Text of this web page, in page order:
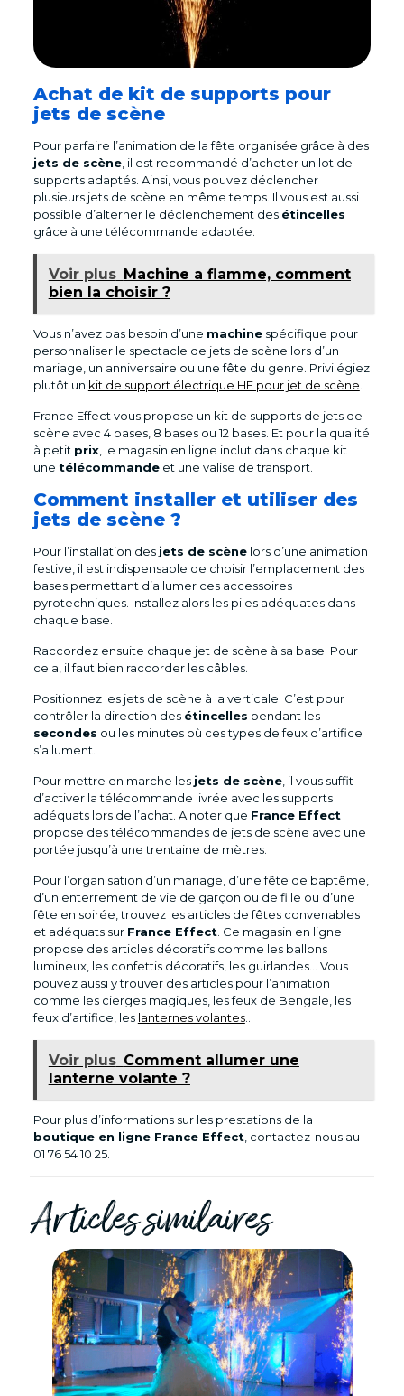
Achat de kit de supports pour
jets de scène
Pour parfaire l’animation de la fête organisée grâce à des
jets de scène, il est recommandé d’acheter un lot de
supports adaptés. Ainsi, vous pouvez déclencher
plusieurs jets de scène en même temps. Il vous est aussi
possible d’alterner le déclenchement des étincelles
grâce à une télécommande adaptée.
Voir plus Machine a flamme, comment
bien la choisir ?
Vous n’avez pas besoin d’une machinespécifique pour
personnaliser le spectacle de jets de scène lors d’un
mariage, un anniversaire ou une fête du genre. Privilégiez
plutôt un kit de support électrique HF pour jet de scène
France Effect vous propose un kit de supports de jets de
scène avec 4 bases, 8 bases ou 12 bases. Et pour la qualité
à petit prix, le magasin en ligne inclut dans chaque kit
une télécommandeet une valise de transport.
Comment installer et utiliser des
jets de scène ?
Pour l’installation des jets de scènelors d’une animation
festive, il est indispensable de choisir l’emplacement des
bases permettant d’allumer ces accessoires
pyrotechniques. Installez alors les piles adéquates dans
chaque base.
Raccordez ensuite chaque jet de scène à sa base. Pour
cela, il faut bien raccorder les câbles.
Positionnez les jets de scène à la verticale. C’est pour
contrôler la direction des étincelles pendant les
secondes ou les minutes où ces types de feux d’artifice
s’allument.
Pour mettre en marche les jets de scène, il vous suffit
d’activer la télécommande livrée avec les supports
adéquats lors de l’achat. A noter que France Effect
propose des télécommandes de jets de scène avec une
portée jusqu’à une trentaine de mètres.
Pour l’organisation d’un mariage, d’une fête de baptême,
d’un enterrement de vie de garçon ou de fille ou d’une
fête en soirée, trouvez les articles de fêtes convenables
et adéquats sur France Effect. Ce magasin en ligne
propose des articles décoratifs comme les ballons
lumineux, les confettis décoratifs, les guirlandes… Vous
pouvez aussi y trouver des articles pour l’animation
comme les cierges magiques, les feux de Bengale, les
feux d’artifice, les lanternes volantes…
Voir plus Comment allumer une
lanterne volante ?
Pour plus d’informations sur les prestations de la
boutique en ligne France Effect, contactez-nous au
01 76 54 10 25.
Articles similaires